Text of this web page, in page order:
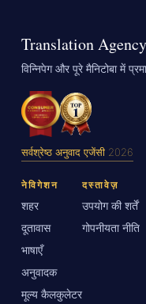
Translation
विन्निपेग और पूरे मैनिटोबा में
सर्वश्रेष्ठ अनुवाद एजेंसी 2026
नेविगेशन
शहर
दूतावास
भाषाएँ
अनुवादक
मूल्य कैलकुलेटर
दस्तावेज़
उपयोग की शर्तें
गोपनीयता नीति